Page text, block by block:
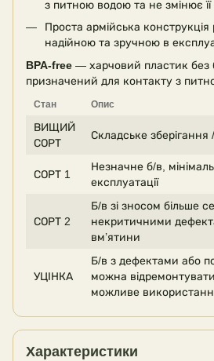
з питною водою та не змінює її
Проста армійська конструкція
надійною та зручною в
BPA-free — харчовий пластик без
призначений для контакту з
Стан Опис
ВИЩИЙ
СОРТ
Складське
СОРТ 1
Незначне б/в,
експлуатації
СОРТ 2
Б/в зі зносом більше
некритичними
вм’ятини
УЦІНКА
Б/в з дефектами або
можна
можливе
Характеристики